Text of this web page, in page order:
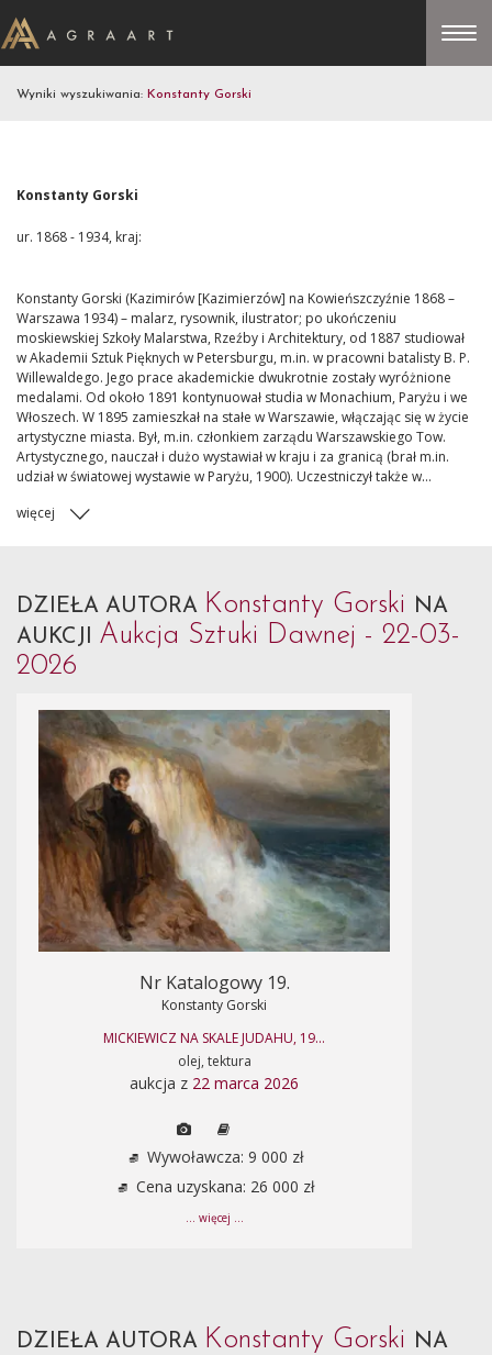
Wyniki wyszukiwania: Konstanty Gorski
Konstanty Gorski
ur. 1868 - 1934, kraj:
Konstanty Gorski (Kazimirów [Kazimierzów] na Kowieńszczyźnie 1868 –
Warszawa 1934) – malarz, rysownik, ilustrator; po ukończeniu
moskiewskiej Szkoły Malarstwa, Rzeźby i Architektury, od 1887 studiował
w Akademii Sztuk Pięknych w Petersburgu, m.in. w pracowni batalisty B. P.
Willewaldego. Jego prace akademickie dwukrotnie zostały wyróżnione
medalami. Od około 1891 kontynuował studia w Monachium, Paryżu i we
Włoszech. W 1895 zamieszkał na stałe w Warszawie, włączając się w życie
artystyczne miasta. Był, m.in. członkiem zarządu Warszawskiego Tow.
Artystycznego, nauczał i dużo wystawiał w kraju i za granicą (brał m.in.
udział w światowej wystawie w Paryżu, 1900). Uczestniczył także w...
więcej
DZIEŁA AUTORA Konstanty Gorski NA
AUKCJI Aukcja Sztuki Dawnej - 22-03-
2026
Nr Katalogowy 19.
Konstanty Gorski
MICKIEWICZ NA SKALE JUDAHU, 19...
olej, tektura
aukcja z 22 marca 2026
Wywoławcza: 9 000 zł
Cena uzyskana: 26 000 zł
... więcej ...
DZIEŁA AUTORA Konstanty Gorski NA